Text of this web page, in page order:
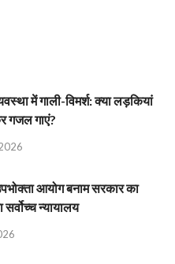
में गाली-विमर्श: क्या लड़कियां
गजल गाएं?
आयोग बनाम सरकार का
सर्वोच्च न्यायालय